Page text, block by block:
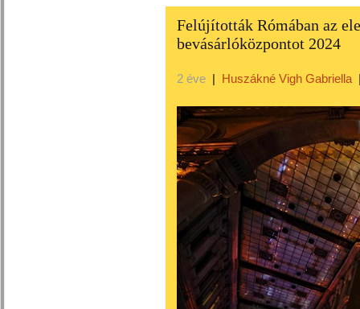
Felújították Rómában az
bevásárlóközpontot 2024
2 éve | Huszákné Vigh Gabriella